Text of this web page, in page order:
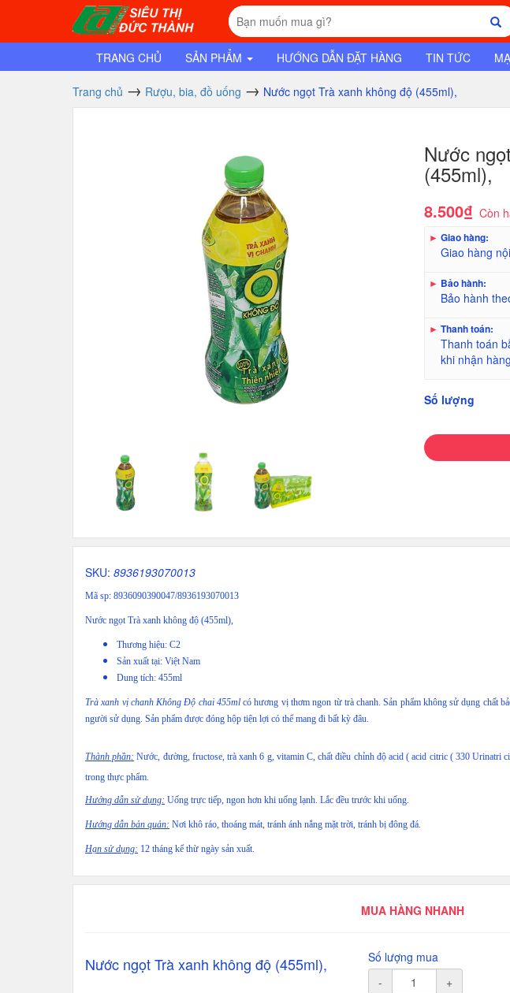
TRANG CHỦ SẢN PHẨM HƯỚNG DẪN ĐẶT HÀNG TIN TỨC
Trang chủ Rượu, bia, đồ uống Nước ngọt Trà xanh không độ (455ml),
Nước
(455ml),
8.500₫ Còn
► Giao hàng:
Giao hàng
► Bảo hành:
Bảo hành
► Thanh toán:
Thanh toán
khi nhận
Số lượng
SKU: 8936193070013
Mã sp: 8936090390047/8936193070013
Nước ngọt Trà xanh không độ (455ml),
Thương hiệu: C2
Sản xuất tại: Việt Nam
Dung tích: 455ml
Trà xanh vị chanh Không Độ chai 455mlcó hương vị thơm ngon từ trà chanh. Sản phẩm không sử dụng chất
người sử dụng. Sản phẩm được đóng hộp tiện lợi có thể mang đi bất kỳ đâu.
Thành phần: Nước, đường, fructose, trà xanh 6 g, vitamin C, chất điều chỉnh độ acid ( acid citric ( 330 Urinatri
trong thực phẩm.
Hướng dẫn sử dụng: Uống trực tiếp, ngon hơn khi uống lạnh. Lắc đều trước khi uống.
Hướng dẫn bản quản: Nơi khô ráo, thoáng mát, tránh ánh nắng mặt trời, tránh bị đông đá.
Hạn sử dụng: 12 tháng kể thừ ngày sản xuất.
MUA HÀNG NHANH
Nước ngọt Trà xanh không độ (455ml),
Số lượng mua
-
+